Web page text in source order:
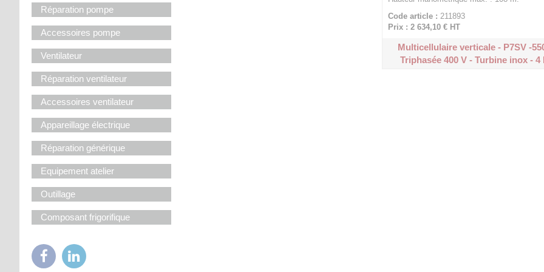
Réparation pompe
Accessoires pompe
Ventilateur
Réparation ventilateur
Accessoires ventilateur
Appareillage électrique
Réparation générique
Equipement atelier
Outillage
Composant frigorifique
Code article : 211893
Prix : 2 634,10 €HT
Multicellulaire verticale - P7SV -
Triphasée 400 V - Turbine inox - 4